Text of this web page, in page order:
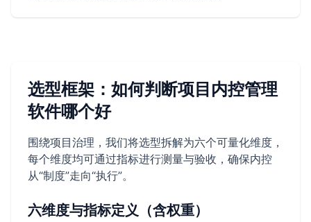
选型框架：如何判断项目内控管理
软件哪个好
围绕项目治理，我们将选型拆解为六个可量化维度，
每个维度均可通过指标进行测量与验收，确保内控
从“制度”走向“执行”。
六维度与指标定义（含权重）